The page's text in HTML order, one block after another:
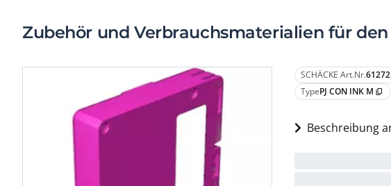
Zubehör und Verbrauchsmaterialien für den
SCHÄCKE Art.Nr.
TypePJ CON INK M content_copy
Beschreibung